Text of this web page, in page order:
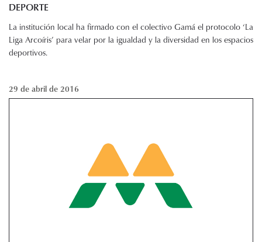
DEPORTE
La institución local ha firmado con el colectivo Gamá el protocolo ‘La
Liga Arcoíris’ para velar por la igualdad y la diversidad en los espacios
deportivos.
29 de abril de 2016